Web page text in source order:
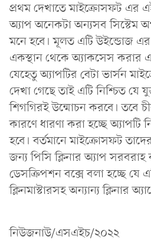
প্রথম দেখাতে মাইক্রোসফট এর
অ্যাপ অনেকটা অন্যসব সিস্টেম
মনে হবে। মূলত এটি উইন্ডোজ
একস্থান থেকে অ্যাকসেস করার
যেহেতু অ্যাপটির বেটা ভার্সন
দেখা গেছে তাই এটি নিশ্চিত যে
শিগগিরই উন্মোচন করবে। তবে
কারণে ধারণা করা হচ্ছে অ্যাপটি
হবে। বর্তমানে মাইক্রোসফট
জন্য পিসি ক্লিনার অ্যাপ
ডেসক্রিপশন বক্সে বলা হচ্ছে যে
ক্লিনমাস্টারসহ অন্যান্য ক্লিনার
নিউজনাউ/এসএইচ/২০২২